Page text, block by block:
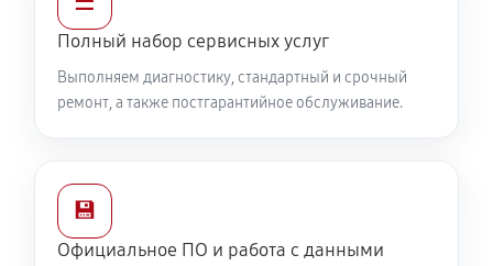
Полный набор сервисных услуг
Выполняем диагностику, стандартный и срочный
ремонт, а также постгарантийное обслуживание.
💾
Официальное ПО и работа с данными